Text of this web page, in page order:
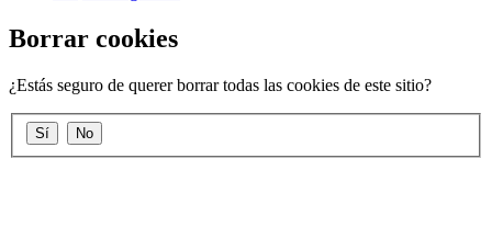
Borrar cookies
¿Estás seguro de querer borrar todas las cookies de este sitio?